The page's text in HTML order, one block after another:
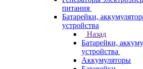
питания
Батарейки,
устройства
Назад
Батарейки,
устройства
Аккумуляторы